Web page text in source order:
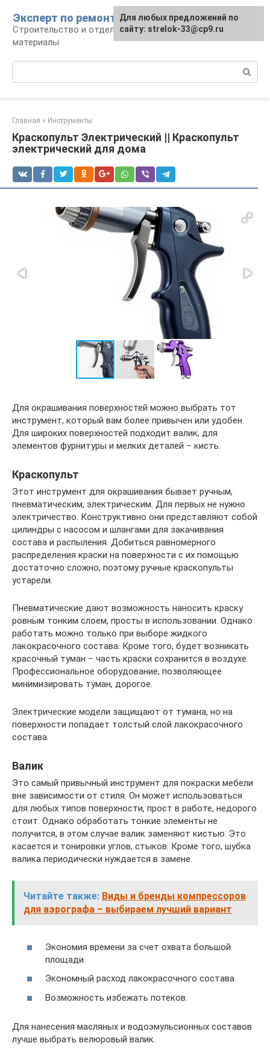
контенту
Эксперт по ремонту
Строительство и отделка: работы и
материалы
Главная » Инструменты
Краскопульт Электрический || Краскопульт
электрический для дома
Для окрашивания поверхностей можно выбрать тот
инструмент, который вам более привычен или удобен.
Для широких поверхностей подходит валик, для
элементов фурнитуры и мелких деталей – кисть.
Краскопульт
Этот инструмент для окрашивания бывает ручным,
пневматическим, электрическим. Для первых не нужно
электричество. Конструктивно они представляют собой
цилиндры с насосом и шлангами для закачивания
состава и распыления. Добиться равномерного
распределения краски на поверхности с их помощью
достаточно сложно, поэтому ручные краскопульты
устарели.
Пневматические дают возможность наносить краску
ровным тонким слоем, просты в использовании. Однако
работать можно только при выборе жидкого
лакокрасочного состава. Кроме того, будет возникать
красочный туман – часть краски сохранится в воздухе.
Профессиональное оборудование, позволяющее
минимизировать туман, дорогое.
Электрические модели защищают от тумана, но на
поверхности попадает толстый слой лакокрасочного
состава.
Валик
Это самый привычный инструмент для покраски мебели
вне зависимости от стиля. Он может использоваться
для любых типов поверхности, прост в работе, недорого
стоит. Однако обработать тонкие элементы не
получится, в этом случае валик заменяют кистью. Это
касается и тонировки углов, стыков. Кроме того, шубка
валика периодически нуждается в замене.
Читайте также: Виды и бренды компрессоров
для аэрографа – выбираем лучший вариант
Экономия времени за счет охвата большой
площади.
Экономный расход лакокрасочного состава.
Возможность избежать потеков.
Для нанесения масляных и водоэмульсионных составов
лучше выбрать велюровый валик.
Для любых предложений по
сайту: strelok-33@cp9.ru
Для любых предложений по
сайту: strelok-33@cp9.ru